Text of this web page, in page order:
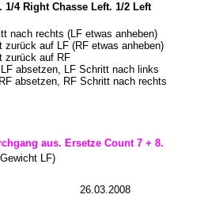
4 Right Chasse Left. 1/2 Left
nach rechts (LF etwas anheben)
auf LF (RF etwas anheben)
zurück auf RF
absetzen, LF Schritt nach links
absetzen, RF Schritt nach rechts
aus. Ersetze Count 7 + 8.
LF)
26.03.2008